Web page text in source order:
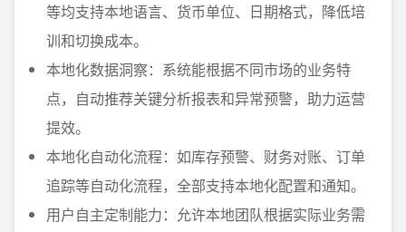
等均支持本地语言、货币单位、日期格式，降低培
训和切换成本。
本地化数据洞察：系统能根据不同市场的业务特
点，自动推荐关键分析报表和异常预警，助力运营
提效。
本地化自动化流程：如库存预警、财务对账、订单
追踪等自动化流程，全部支持本地化配置和通知。
用户自主定制能力：允许本地团队根据实际业务需